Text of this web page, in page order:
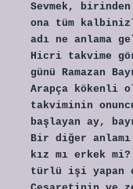
Sevmek,
ona tüm
adı ne anlama
Hicri takvime
günü Ramazan
Arapça kökenli
takviminin
başlayan ay,
Bir diğer
kız mı erkek
türlü işi yapan